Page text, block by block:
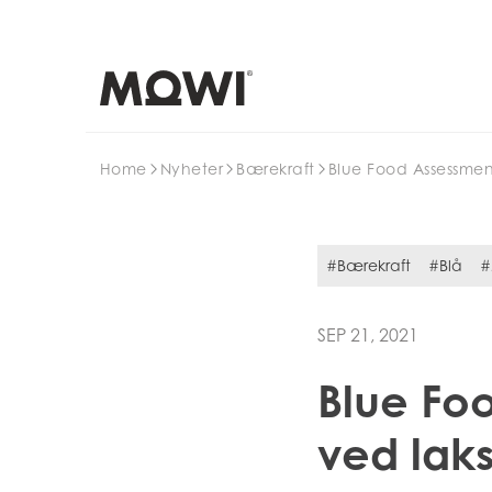
Home Nyheter Bærekraft Blue Food
#Bærekraft #Blå
SEP 21, 2021
Blue
ved